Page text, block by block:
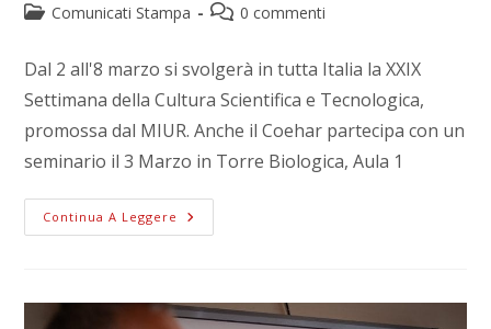
Comunicati Stampa
0 commenti
Dal 2 all'8 marzo si svolgerà in tutta Italia la XXIX
Settimana della Cultura Scientifica e Tecnologica,
promossa dal MIUR. Anche il Coehar partecipa con un
seminario il 3 Marzo in Torre Biologica, Aula 1
Continua A Leggere